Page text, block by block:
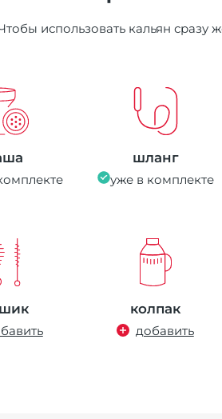
использовать кальян сразу
шланг
уже в комплекте
колпак
добавить